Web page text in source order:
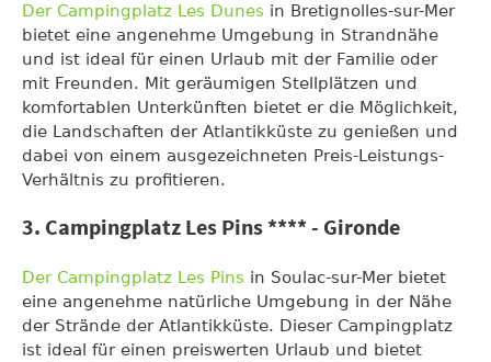
Der Campingplatz Les Dunes in Bretignolles-sur-Mer
bietet eine angenehme Umgebung in Strandnähe
und ist ideal für einen Urlaub mit der Familie oder
mit Freunden. Mit geräumigen Stellplätzen und
komfortablen Unterkünften bietet er die Möglichkeit,
die Landschaften der Atlantikküste zu genießen und
dabei von einem ausgezeichneten Preis-Leistungs-
Verhältnis zu profitieren.
3. Campingplatz Les Pins **** - Gironde
Der Campingplatz Les Pins in Soulac-sur-Mer bietet
eine angenehme natürliche Umgebung in der Nähe
der Strände der Atlantikküste. Dieser Campingplatz
ist ideal für einen preiswerten Urlaub und bietet